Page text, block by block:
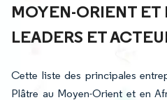
MOYEN-ORIENT ET
LEADERS ET
Cette liste des principales
Plâtre au Moyen-Orient et en